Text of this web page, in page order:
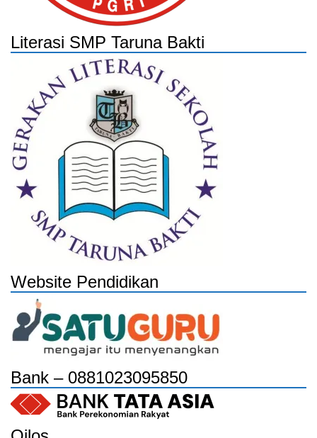
Literasi SMP Taruna Bakti
Website Pendidikan
Bank – 0881023095850